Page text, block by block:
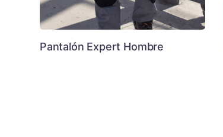
Pantalón Expert Hombre